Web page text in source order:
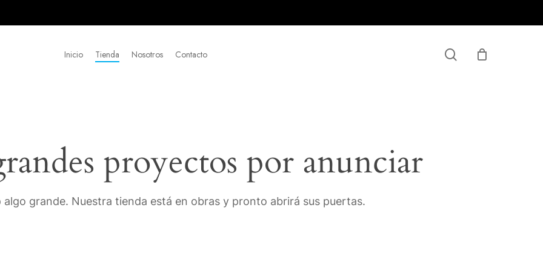
Inicio Tienda Nosotros Contacto search
proyectos por anunciar
algo grande. Nuestra tienda está en obras y pronto abrirá sus puertas.